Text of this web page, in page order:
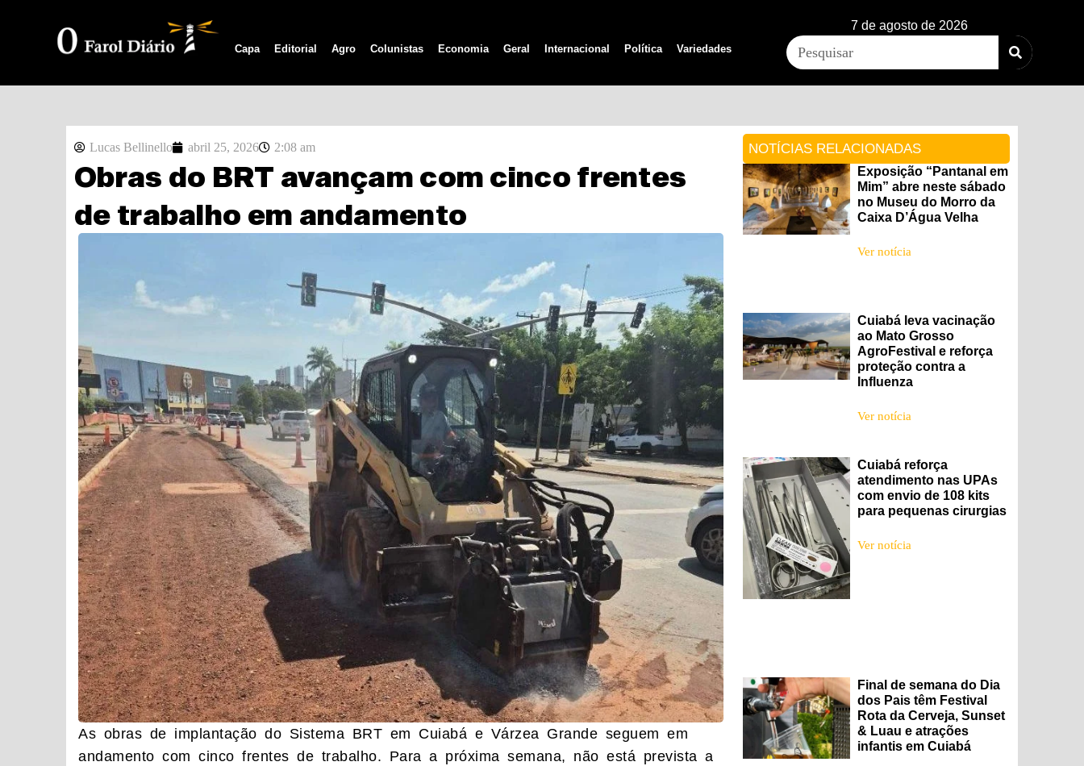
Capa Editorial Agro Colunistas Economia Geral Internacional Política Variedades
7 de agosto de 2026
Lucas Bellinello abril 25, 2026 2:08 am
Obras do BRT avançam com cinco frentes
de trabalho em andamento
As obras de implantação do Sistema BRT em Cuiabá e Várzea Grande seguem em
andamento com cinco frentes de trabalho. Para a próxima semana, não está prevista a
NOTÍCIAS RELACIONADAS
Exposição “Pantanal em
Mim” abre neste sábado
no Museu do Morro da
Caixa D’Água Velha
Ver notícia
Cuiabá leva vacinação
ao Mato Grosso
AgroFestival e reforça
proteção contra a
Influenza
Ver notícia
Cuiabá reforça
atendimento nas UPAs
com envio de 108 kits
para pequenas cirurgias
Ver notícia
Final de semana do Dia
dos Pais têm Festival
Rota da Cerveja, Sunset
& Luau e atrações
infantis em Cuiabá